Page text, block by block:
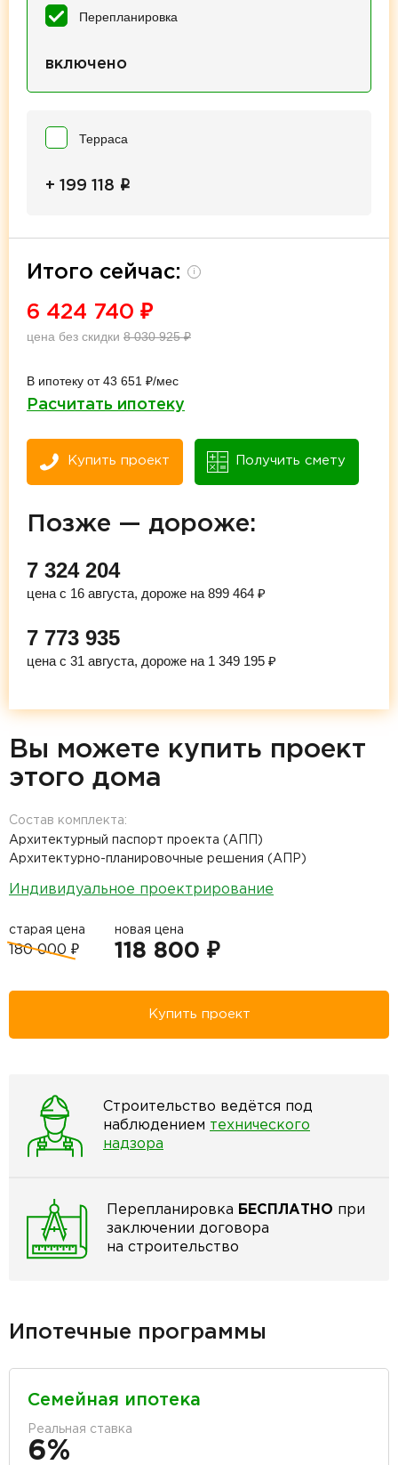
Перепланировка
включено
Терраса
+ 199 118 i
Итого сейчас: i
6 424 740 ₽
цена без скидки 8 030 925₽
В ипотеку от 43 651 ₽/мес
Расчитать ипотеку
Купить проект Получить смету
Позже — дороже:
7 324 204
цена с 16 августа, дороже на 899 464 ₽
7 773 935
цена с 31 августа, дороже на 1 349 195 ₽
Вы можете купить проект
этого дома
Состав комплекта:
Архитектурный паспорт проекта (АПП)
Архитектурно-планировочные решения (АПР)
Индивидуальное проектрирование
старая цена
180 000 ₽
новая цена
118 800 ₽
Купить проект
Строительство ведётся под
наблюдением технического
надзора
Перепланировка БЕСПЛАТНО при
заключении договора
на строительство
Ипотечные программы
Семейная ипотека
Реальная ставка
6%